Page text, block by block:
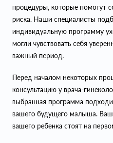
процедуры, которые помогут
риска. Наши специалисты
индивидуальную программу
могли чувствовать себя
важный период.
Перед началом некоторых
консультацию у врача-
выбранная программа
вашего будущего малыша.
вашего ребенка стоят на